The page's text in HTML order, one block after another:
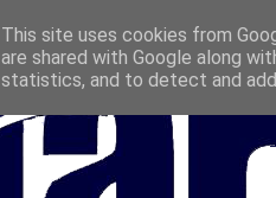
This site uses cookies from
are shared with Google along
statistics, and to detect and